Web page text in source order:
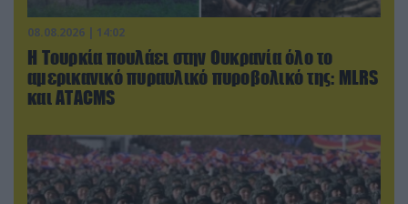
08.08.2026 | 14:02
Η Τουρκία πουλάει στην Ουκρανία όλο το
αμερικανικό πυραυλικό πυροβολικό της: MLRS
και ΑΤΑCMS